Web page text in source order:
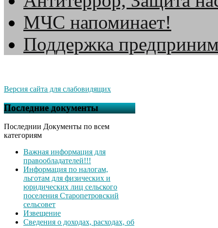
МЧС напоминает!
Поддержка
Версия сайта для слабовидящих
Последние документы
Последнии Документы по всем
категориям
Важная информация для
правообладателей!!!
Информация по налогам,
льготам для физических и
юридических лиц сельского
поселения Старопетровский
сельсовет
Извещение
Сведения о доходах, расходах, об